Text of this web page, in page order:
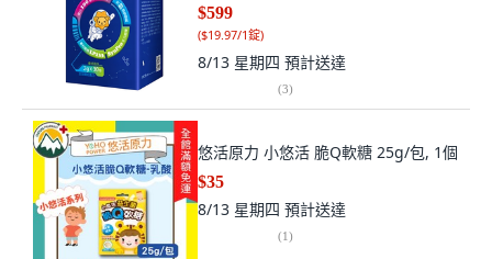
$599
($19.97/1錠)
8/13 星期四 預計送達
(3)
悠活原力 小悠活 脆Q軟糖 25g/包, 1個
$35
8/13 星期四 預計送達
(1)